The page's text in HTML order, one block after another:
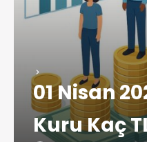
01 Nisan
Kuru Kaç